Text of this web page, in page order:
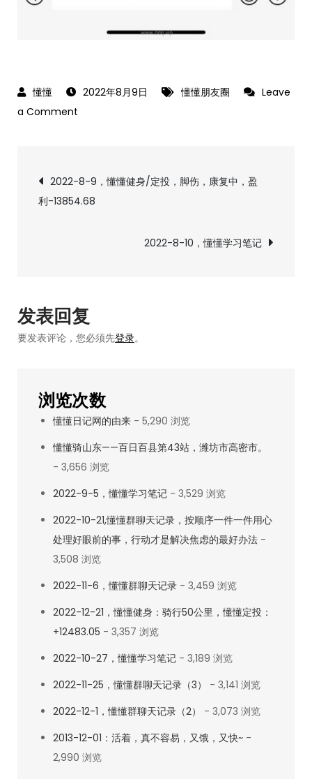
2022年8月9日 懂懂朋友圈
Leave
a Comment
懂
懂
下
掰
玉
文
章
2022-8-9，懂懂健身/定投，脚伤，康复中，盈
利-13854.68
2022-8-10，懂懂学习笔记
发表回复
要发表评论，您必须先登录。
浏览次数
懂懂日记网的由来 - 5,290 浏览
懂懂骑山东——百日百县第43站，潍坊市高密市。
- 3,656 浏览
2022-9-5，懂懂学习笔记 - 3,529 浏览
2022-10-21,懂懂群聊天记录，按顺序一件一件用心
处理好眼前的事，行动才是解决焦虑的最好办法 -
3,508 浏览
2022-11-6，懂懂群聊天记录 - 3,459 浏览
2022-12-21，懂懂健身：骑行50公里，懂懂定投：
+12483.05 - 3,357 浏览
2022-10-27，懂懂学习笔记 - 3,189 浏览
2022-11-25，懂懂群聊天记录（3）
- 3,141 浏览
2022-12-1，懂懂群聊天记录（2）
- 3,073 浏览
2013-12-01：活着，真不容易，又饿，又快~ -
2,990 浏览